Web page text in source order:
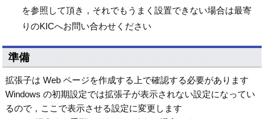
を参照して頂き，それでもうまく設置できない場合は最寄
りのKICへお問い合わせください
準備
拡張子は Web ページを作成する上で確認する必要があります
Windows の初期設定では拡張子が表示されない設定になってい
るので，ここで表示させる設定に変更します